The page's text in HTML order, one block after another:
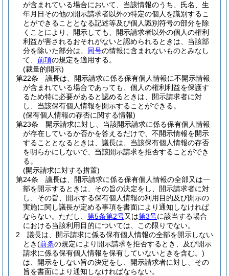
が含まれている場合において、当該情報のうち、氏名、生
年月日その他の開示請求者以外の特定の個人を識別するこ
とができることとなる記述等及び個人識別符号の部分を除
くことにより、開示しても、開示請求者以外の個人の権利
利益が害されるおそれがないと認められるときは、当該部
分を除いた部分は、 同号の情報に含まれないものとみなし
て、 前項の規定を適用する。
(裁量的開示)
第22条
議長は、開示請求に係る保有個人情報に不開示情報
が含まれている場合であっても、個人の権利利益を保護す
るため特に必要があると認めるときは、開示請求者に対
し、当該保有個人情報を開示することができる。
(保有個人情報の存否に関する情報)
第23条
開示請求に対し、当該開示請求に係る保有個人情報
が存在しているか否かを答えるだけで、不開示情報を開示
することとなるときは、議長は、当該保有個人情報の存否
を明らかにしないで、当該開示請求を拒否することができ
る。
(開示請求に対する措置)
第24条
議長は、開示請求に係る保有個人情報の全部又は一
部を開示するときは、その旨の決定をし、開示請求者に対
し、その旨、開示する保有個人情報の利用目的及び開示の
実施に関し議長が定める事項を書面により通知しなければ
ならない。 ただし、 第5条第2号又は第3号に該当する場合
における当該利用目的については、この限りでない。
2
議長は、開示請求に係る保有個人情報の全部を開示しない
とき(前条の規定により開示請求を拒否するとき、及び開示
請求に係る保有個人情報を保有していないときを含む。)
は、開示をしない旨の決定をし、開示請求者に対し、その
旨を書面により通知しなければならない。